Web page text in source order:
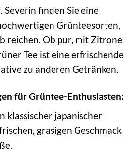
Severin finden Sie eine
Grünteesorten,
reichen. Ob pur, mit Zitrone
Tee ist eine erfrischende
zu anderen Getränken.
für Grüntee-Enthusiasten:
klassischer japanischer
grasigen Geschmack